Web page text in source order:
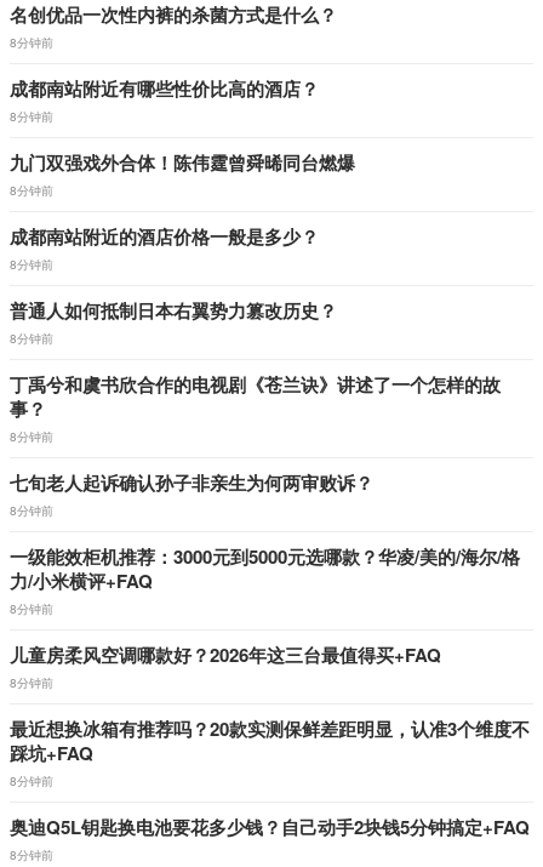
名创优品一次性内裤的杀菌方式是什么？
8分钟前
成都南站附近有哪些性价比高的酒店？
8分钟前
九门双强戏外合体！陈伟霆曾舜晞同台燃爆
8分钟前
成都南站附近的酒店价格一般是多少？
8分钟前
普通人如何抵制日本右翼势力篡改历史？
8分钟前
丁禹兮和虞书欣合作的电视剧《苍兰诀》讲述了一个怎样的故
事？
8分钟前
七旬老人起诉确认孙子非亲生为何两审败诉？
8分钟前
一级能效柜机推荐：3000元到5000元选哪款？华凌/美的/海尔/格
力/小米横评+FAQ
8分钟前
儿童房柔风空调哪款好？2026年这三台最值得买+FAQ
8分钟前
最近想换冰箱有推荐吗？20款实测保鲜差距明显，认准3个维度不
踩坑+FAQ
8分钟前
奥迪Q5L钥匙换电池要花多少钱？自己动手2块钱5分钟搞定+FAQ
8分钟前